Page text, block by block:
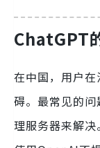
ChatGPT
在中国，用户
碍。最常见的
理服务器来解